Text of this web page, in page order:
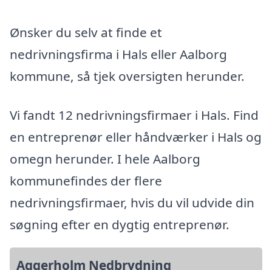
Ønsker du selv at finde et
nedrivningsfirma i Hals eller Aalborg
kommune, så tjek oversigten herunder.
Vi fandt 12 nedrivningsfirmaer i Hals. Find
en entreprenør eller håndværker i Hals og
omegn herunder. I hele Aalborg
kommunefindes der flere
nedrivningsfirmaer, hvis du vil udvide din
søgning efter en dygtig entreprenør.
Aggerholm Nedbrydning